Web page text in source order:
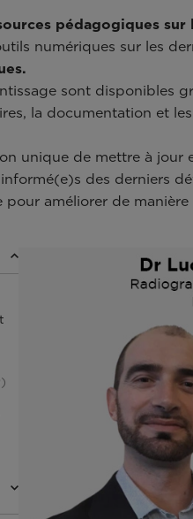
pédagogiques sur
numériques sur les
sont
la documentation et
unique de mettre à jour
des derniers
améliorer de